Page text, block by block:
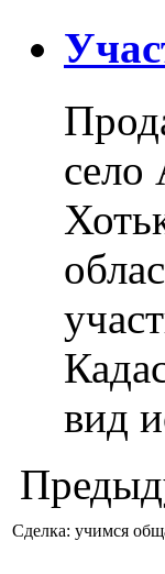
село
вид
Сделка: учимся